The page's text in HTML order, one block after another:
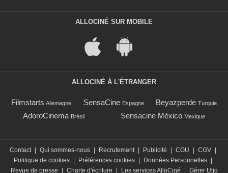
ALLOCINÉ SUR MOBILE
ALLOCINÉ À L'ÉTRANGER
Filmstarts Allemagne SensaCine Espagne Beyazperde Turquie
AdoroCinema Brésil Sensacine México Mexique
Contact Qui sommes-nous Recrutement Publicité CGU CGV
Politique de cookies
Préférences cookies Données Personnelles
Revue de presse
Charte d'écriture Les services AlloCiné
Gérer Utiq